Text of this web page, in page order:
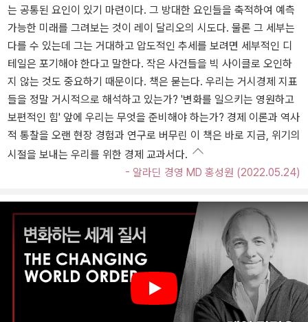
는 공통된 요인이 있기 마련이다. 그 방대한 요인들을 축적하여 예측
가능한 미래를 그려보는 것이 레이 달리오의 시도다. 물론 그 세부는
다를 수 있는데 그는 거대하고 압도적인 추세를 보려면 세부적인 디
테일은 포기해야 한다고 말한다. 작은 사건들을 빅 사이클로 오인하
지 않는 것도 중요하기 때문이다. 책은 묻는다. 우리는 거시경제 지표
들을 정말 거시적으로 해석하고 있는가? '변화를 일으키는 영원하고
보편적인 힘' 앞에 우리는 무엇을 준비해야 하는가? 경제 이론과 역사
적 통찰을 오랜 현장 경험과 연구로 버무린 이 책은 바로 지금, 위기의
시절을 보내는 우리를 위한 경제 교과서다.
- 알라딘 경영 MD 홍성원 (2022.05.24)
Play